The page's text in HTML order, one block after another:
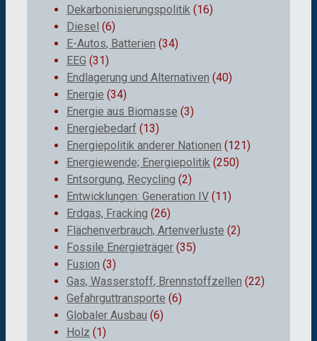
Dekarbonisierungspolitik (16)
Diesel (6)
E-Autos, Batterien (34)
EEG (31)
Endlagerung und Alternativen (40)
Energie (34)
Energie aus Biomasse (3)
Energiebedarf (13)
Energiepolitik anderer Nationen (121)
Energiewende; Energiepolitik (250)
Entsorgung, Recycling (2)
Entwicklungen: Generation IV (11)
Erdgas, Fracking (26)
Flächenverbrauch, Artenverluste (2)
Fossile Energieträger (35)
Fusion (3)
Gas, Wasserstoff, Brennstoffzellen (22)
Gefahrguttransporte (6)
Globaler Ausbau (6)
Holz (1)